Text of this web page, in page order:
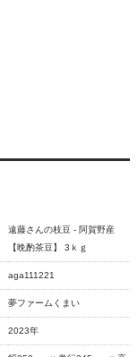
遠藤さんの枝豆 - 阿賀野産
【晩酌茶豆】 3ｋｇ
aga111221
夢ファームくまい
2023年